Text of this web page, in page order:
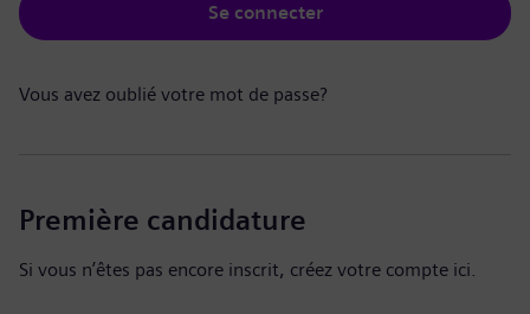
Se connecter
Vous avez oublié votre mot de passe?
Première candidature
Si vous n’êtes pas encore inscrit, créez votre compte ici.